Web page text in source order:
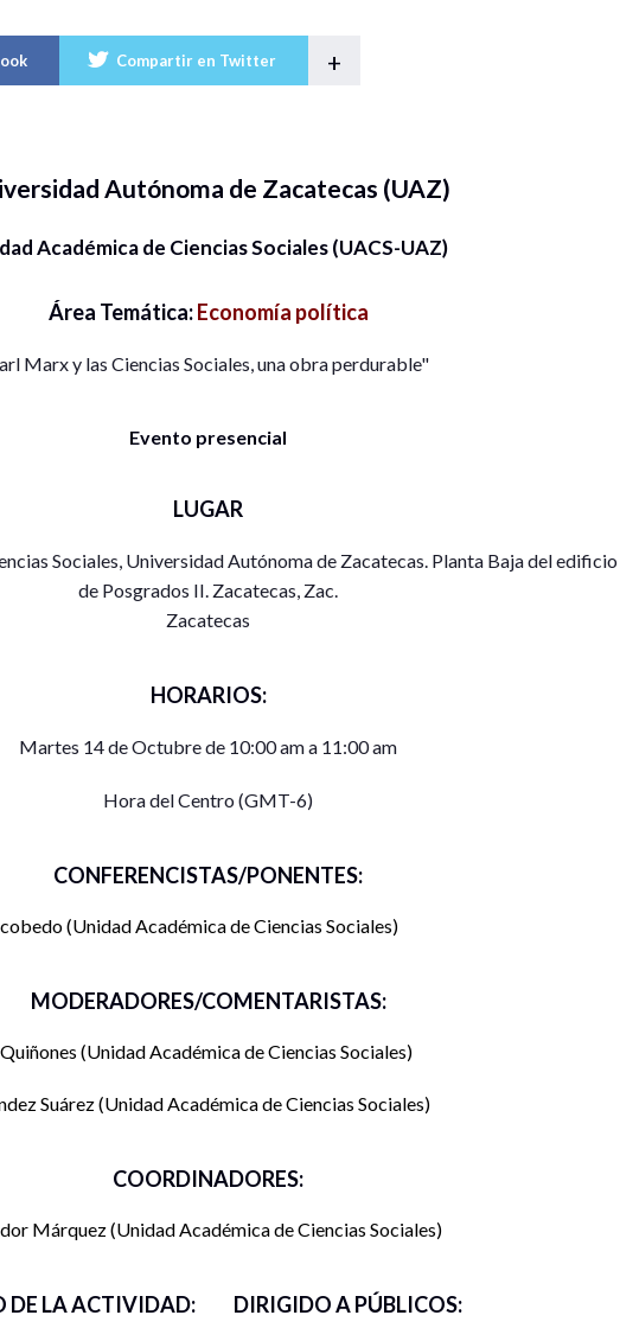
Compartir en Twitter +
Autónoma de Zacatecas (UAZ)
Académica de Ciencias Sociales (UACS-UAZ)
Área Temática:Economía política
Marx y las Ciencias Sociales, una obra perdurable"
Evento presencial
LUGAR
Sociales, Universidad Autónoma de Zacatecas. Planta Baja del edificio
de Posgrados II. Zacatecas, Zac.
Zacatecas
HORARIOS:
Martes 14 de Octubre de 10:00 am a 11:00 am
Hora del Centro (GMT-6)
CONFERENCISTAS/PONENTES:
Unidad Académica de Ciencias Sociales
MODERADORES/COMENTARISTAS:
Unidad Académica de Ciencias Sociales
Suárez Unidad Académica de Ciencias Sociales
COORDINADORES:
Márquez Unidad Académica de Ciencias Sociales
DE LA ACTIVIDAD: DIRIGIDO A PÚBLICOS: